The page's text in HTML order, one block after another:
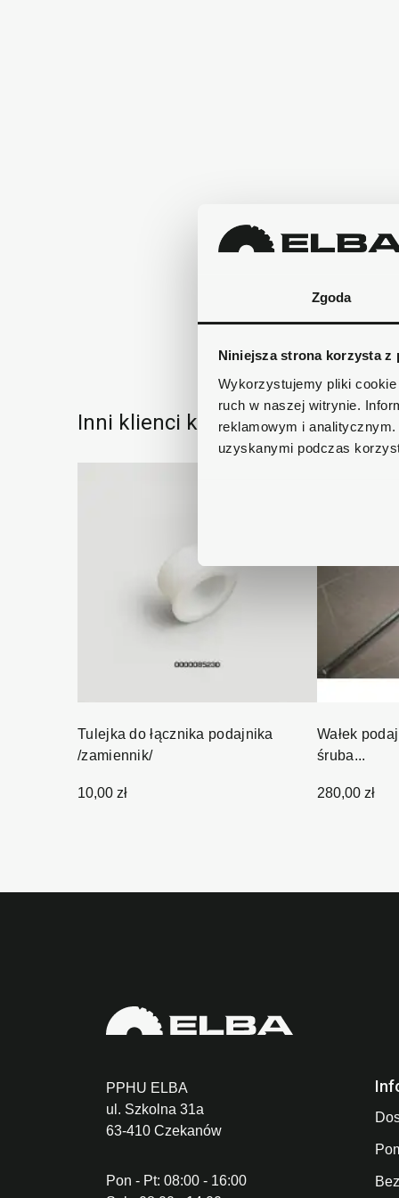
Zgoda
Niniejsza strona korzysta z
Wykorzystujemy pliki
ruch w naszej witrynie.
reklamowym i
uzyskanymi podczas
Inni klienci kupowali również:
Tulejka do łącznika podajnika
/zamiennik/
10,00 zł
Wałek
śruba...
280,00 zł
PPHU ELBA
ul. Szkolna 31a
63-410 Czekanów
Pon - Pt: 08:00 - 16:00